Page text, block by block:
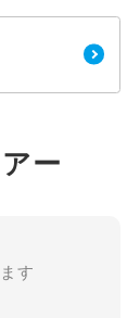
ー
す